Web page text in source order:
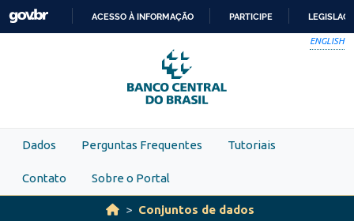
Skip to main content
PARA
O
CONTEÚDO
ACESSO À INFORMAÇÃO PARTICIPE
ENGLISH
Dados Perguntas Frequentes Tutoriais
Contato Sobre o Portal
Conjuntos de dados